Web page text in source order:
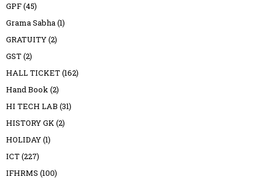
GPF(45)
Grama Sabha(1)
GRATUITY(2)
GST(2)
HALL TICKET(162)
Hand Book(2)
HI TECH LAB (31)
HISTORY GK(2)
HOLIDAY(1)
ICT(227)
IFHRMS (100)